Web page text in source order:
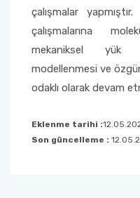
çalışmalar
çalışmalarına
mekaniksel yük
modellenmesi ve
odaklı olarak devam
Eklenme tarihi :
Son güncelleme :